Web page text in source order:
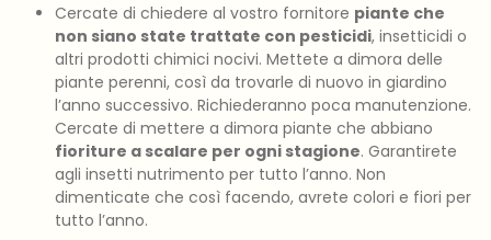
Cercate di chiedere al vostro fornitore piante che
non siano state trattate con pesticidi, insetticidi o
altri prodotti chimici nocivi. Mettete a dimora delle
piante perenni, così da trovarle di nuovo in giardino
l’anno successivo. Richiederanno poca manutenzione.
Cercate di mettere a dimora piante che abbiano
fioriture a scalare per ogni stagione. Garantirete
agli insetti nutrimento per tutto l’anno. Non
dimenticate che così facendo, avrete colori e fiori per
tutto l’anno.